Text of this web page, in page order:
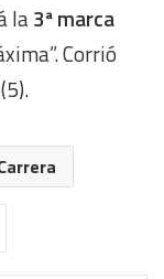
la3ª marca
Corrió